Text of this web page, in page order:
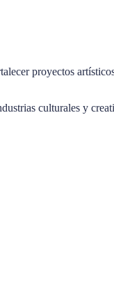
proyectos
culturales y